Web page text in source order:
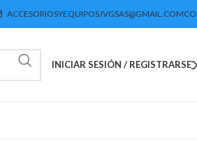
ACCESORIOSYEQUIPOSJVGSAS@GMAIL.COM
INICIAR SESIÓN / REGISTRARSE